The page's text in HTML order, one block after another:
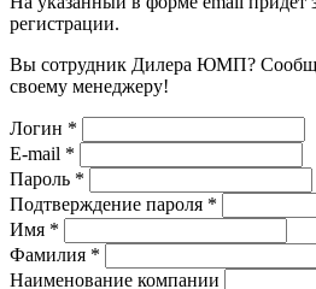
регистрации.
Вы сотрудник Дилера ЮМП?
своему менеджеру!
Логин *
E-mail *
Пароль *
Подтверждение пароля *
Имя *
Фамилия *
Наименование компании